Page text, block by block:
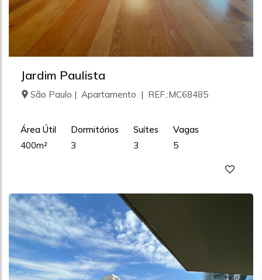
Jardim Paulista
São Paulo | Apartamento | REF.:MC68485
Área Útil
400m²
Dormitórios
3
Suítes
3
Vagas
5